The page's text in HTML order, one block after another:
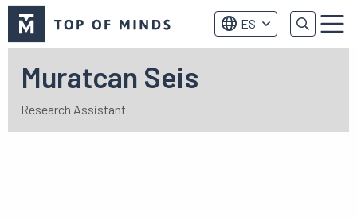
de
Top
of
Minds
ES Menú
Muratcan Seis
Research Assistant